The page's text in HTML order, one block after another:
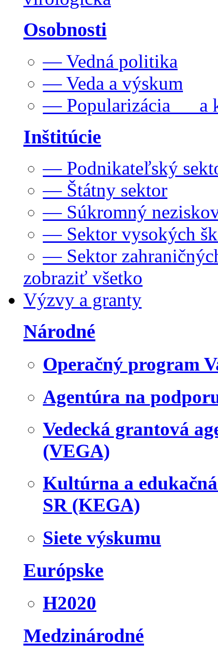
Osobnosti
— Vedná politika
— Veda a výskum
— Popularizácia a
Inštitúcie
— Podnikateľský
— Štátny sektor
— Súkromný
— Sektor vysokých
— Sektor
zobraziť všetko
Výzvy a granty
Národné
Operačný program
Agentúra na
Vedecká grantová
(VEGA)
Kultúrna a
SR (KEGA)
Siete výskumu
Európske
H2020
Medzinárodné